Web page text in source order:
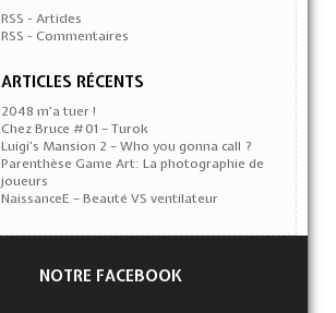
RSS - Articles
RSS - Commentaires
ARTICLES RÉCENTS
2048 m’a tuer !
Chez Bruce #01 – Turok
Luigi’s Mansion 2 – Who you gonna call ?
Parenthèse Game Art: La photographie de
joueurs
NaissanceE – Beauté VS ventilateur
NOTRE FACEBOOK